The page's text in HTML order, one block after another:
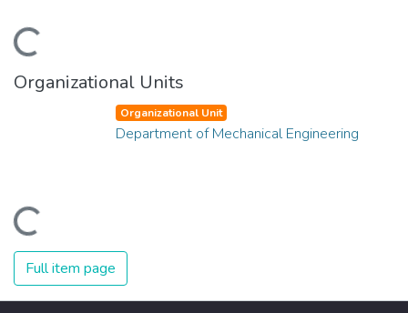
Loading...
Organizational Units
Loading...
Organizational Unit
Department of Mechanical Engineering
Full item page